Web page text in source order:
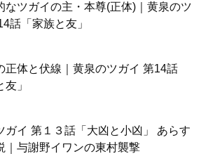
なツガイの主・本尊(正体)｜黄泉のツ
話「家族と友」
正体と伏線｜黄泉のツガイ 第14話
友」
ガイ 第１３話「大凶と小凶」 あらす
｜与謝野イワンの東村襲撃